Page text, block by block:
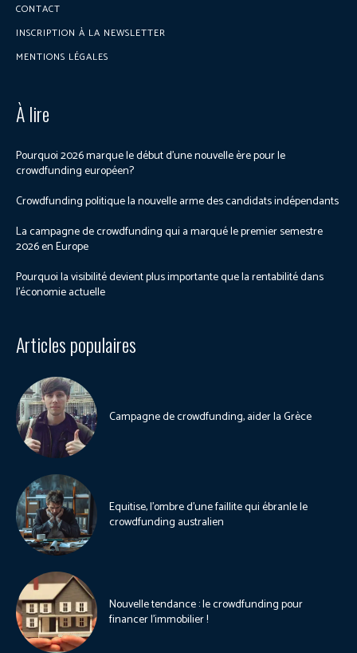
CONTACT
INSCRIPTION À LA NEWSLETTER
MENTIONS LÉGALES
À lire
Pourquoi 2026 marque le début d’une nouvelle ère pour le
crowdfunding européen?
Crowdfunding politique la nouvelle arme des candidats indépendants
La campagne de crowdfunding qui a marqué le premier semestre
2026 en Europe
Pourquoi la visibilité devient plus importante que la rentabilité dans
l’économie actuelle
Articles populaires
Campagne de crowdfunding, aider la Grèce
Equitise, l’ombre d’une faillite qui ébranle le
crowdfunding australien
Nouvelle tendance : le crowdfunding pour
financer l’immobilier !